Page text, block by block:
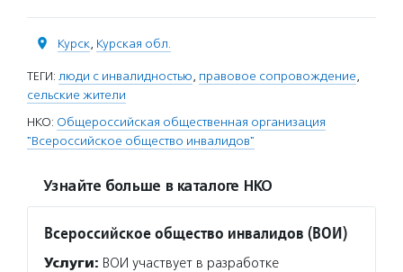
Курск, Курская обл.
ТЕГИ: люди с инвалидностью, правовое сопровождение,
сельские жители
НКО: Общероссийская общественная организация
"Всероссийское общество инвалидов"
Узнайте больше в каталоге НКО
Всероссийское общество инвалидов (ВОИ)
Услуги: ВОИ участвует в разработке